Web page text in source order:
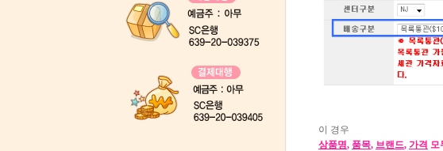
이 경우
상품명, 품목, 브랜드, 가격 모